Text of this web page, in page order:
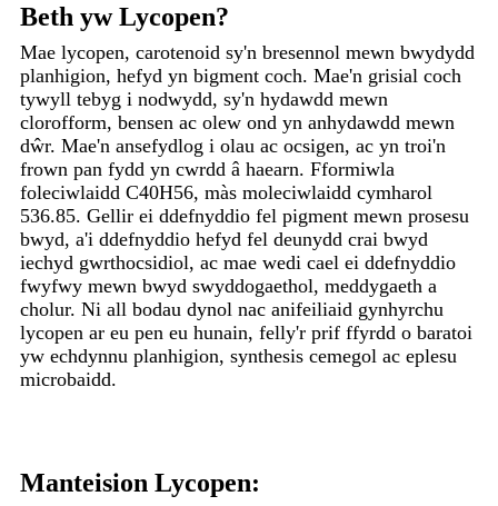
Beth yw Lycopen?
Mae lycopen, carotenoid sy'n bresennol mewn bwydydd
planhigion, hefyd yn bigment coch. Mae'n grisial coch
tywyll tebyg i nodwydd, sy'n hydawdd mewn
clorofform, bensen ac olew ond yn anhydawdd mewn
dŵr. Mae'n ansefydlog i olau ac ocsigen, ac yn troi'n
frown pan fydd yn cwrdd â haearn. Fformiwla
foleciwlaidd C40H56, màs moleciwlaidd cymharol
536.85. Gellir ei ddefnyddio fel pigment mewn prosesu
bwyd, a'i ddefnyddio hefyd fel deunydd crai bwyd
iechyd gwrthocsidiol, ac mae wedi cael ei ddefnyddio
fwyfwy mewn bwyd swyddogaethol, meddygaeth a
cholur. Ni all bodau dynol nac anifeiliaid gynhyrchu
lycopen ar eu pen eu hunain, felly'r prif ffyrdd o baratoi
yw echdynnu planhigion, synthesis cemegol ac eplesu
microbaidd.
Manteision Lycopen: